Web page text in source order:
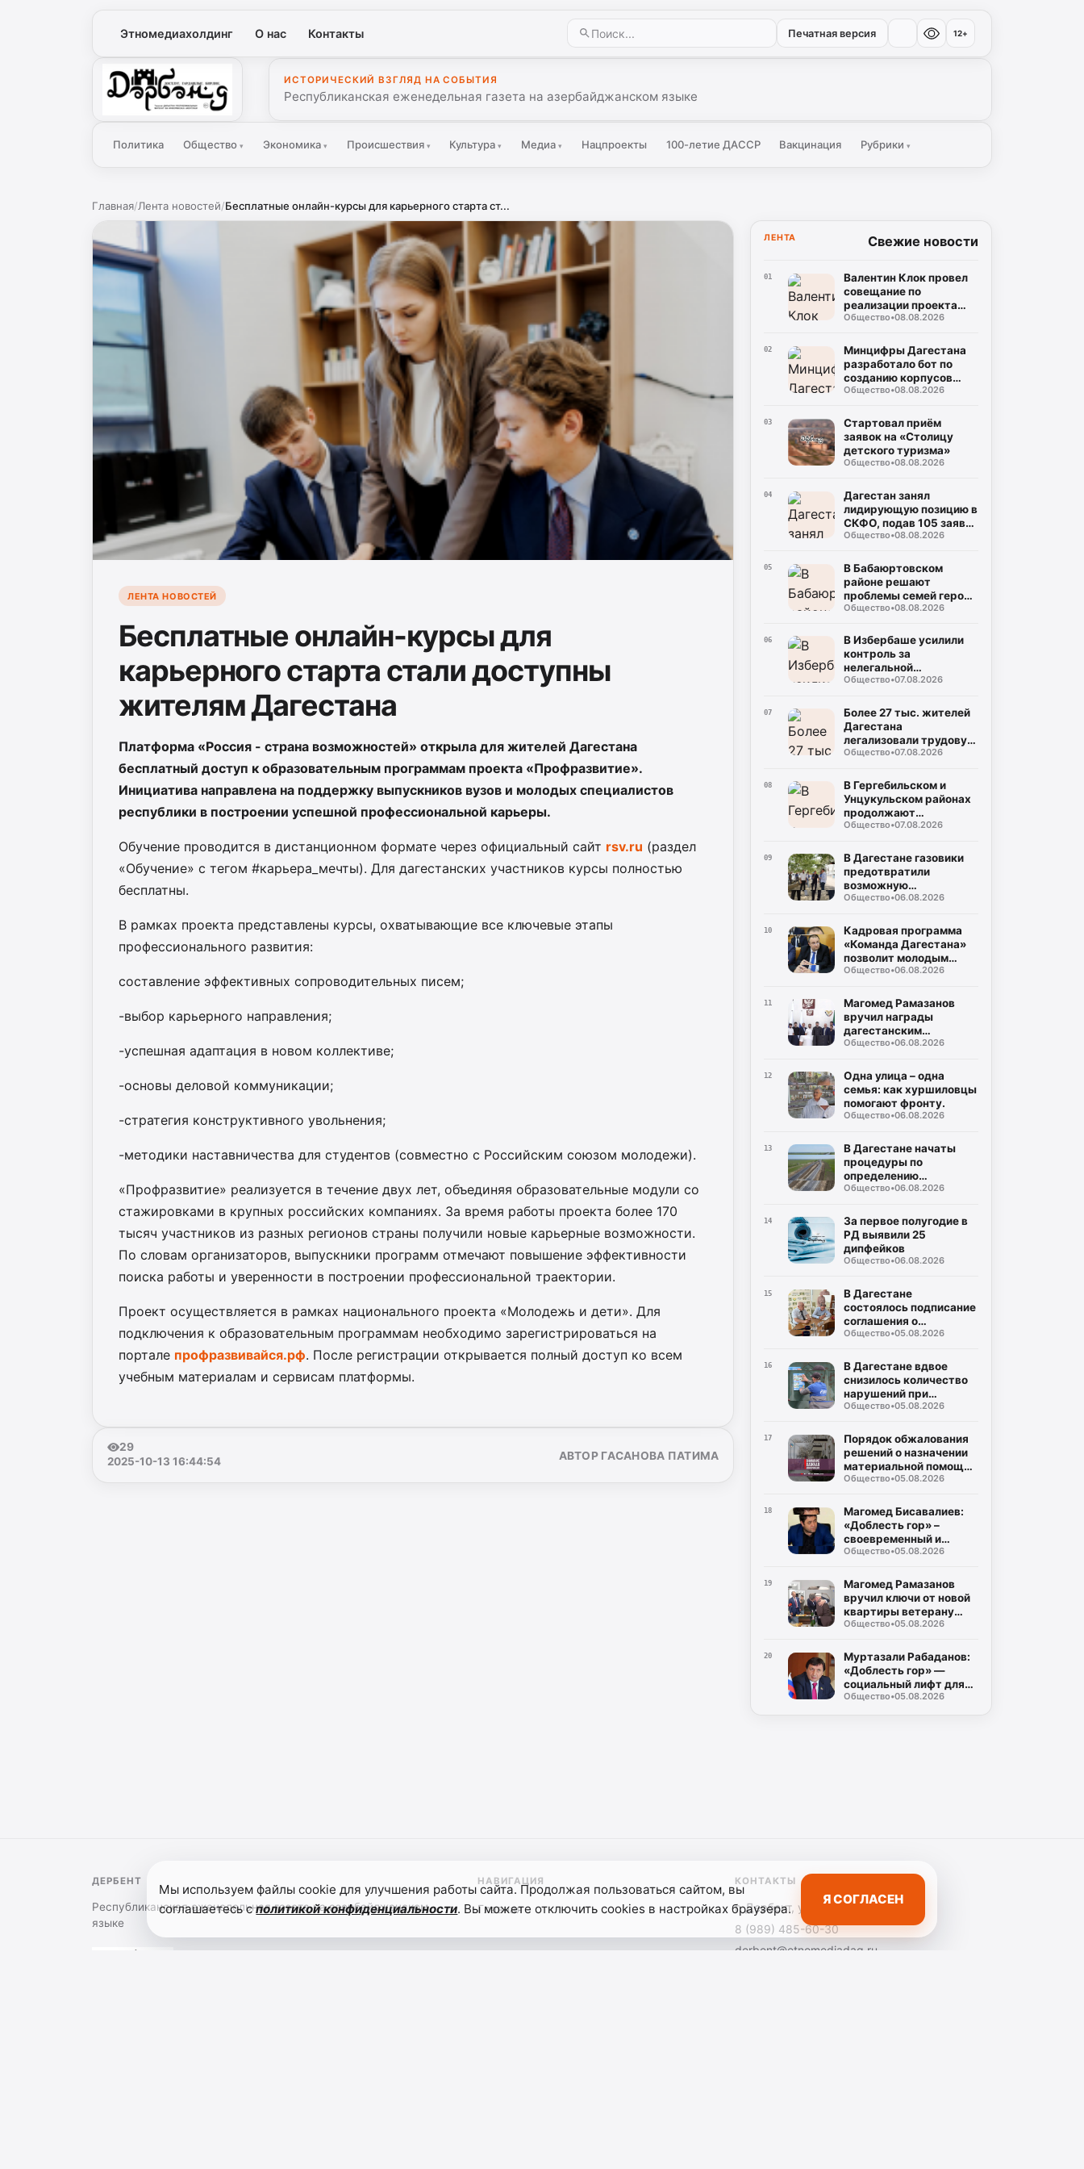
Этномедиахолдинг О нас Контакты Печатная версия 12+
Дербенд
ИСТОРИЧЕСКИЙ ВЗГЛЯД НА СОБЫТИЯ
Республиканская еженедельная газета на азербайджанском языке
Политика Общество▾ Экономика ▾ Происшествия ▾ Культура▾ Медиа▾ Нацпроекты 100-летие ДАССР Вакцинация Рубрики▾
Главная/Лента новостей/Бесплатные онлайн-курсы для карьерного старта ст...
ЛЕНТА НОВОСТЕЙ
Бесплатные онлайн-курсы для
карьерного старта стали доступны
жителям Дагестана
Платформа «Россия - страна возможностей» открыла для жителей Дагестана
бесплатный доступ к образовательным программам проекта «Профразвитие».
Инициатива направлена на поддержку выпускников вузов и молодых специалистов
республики в построении успешной профессиональной карьеры.
Обучение проводится в дистанционном формате через официальный сайт rsv.ru (раздел
«Обучение» с тегом #карьера_мечты). Для дагестанских участников курсы полностью
бесплатны.
В рамках проекта представлены курсы, охватывающие все ключевые этапы
профессионального развития:
составление эффективных сопроводительных писем;
-выбор карьерного направления;
-успешная адаптация в новом коллективе;
-основы деловой коммуникации;
-стратегия конструктивного увольнения;
-методики наставничества для студентов (совместно с Российским союзом молодежи).
«Профразвитие» реализуется в течение двух лет, объединяя образовательные модули со
стажировками в крупных российских компаниях. За время работы проекта более 170
тысяч участников из разных регионов страны получили новые карьерные возможности.
По словам организаторов, выпускники программ отмечают повышение эффективности
поиска работы и уверенности в построении профессиональной траектории.
Проект осуществляется в рамках национального проекта «Молодежь и дети». Для
подключения к образовательным программам необходимо зарегистрироваться на
портале профразвивайся.рф. После регистрации открывается полный доступ ко всем
учебным материалам и сервисам платформы.
29
2025-10-13 16:44:54
АВТОР ГАСАНОВА ПАТИМА
ЛЕНТА Свежие новости
01
Валентин Клок провел
совещание по
реализации проекта
КРТ «Лазурный берег»
Общество•08.08.2026
02
Минцифры Дагестана
разработало бот по
созданию корпусов
национальных языков
Общество•08.08.2026
03
Стартовал приём
заявок на «Столицу
детского туризма»
Общество•08.08.2026
04
Дагестан занял
лидирующую позицию в
СКФО, подав 105 заявок
на награду
Общество•08.08.2026
05
В Бабаюртовском
районе решают
проблемы семей героев
СВО
Общество•08.08.2026
06
В Избербаше усилили
контроль за
нелегальной
занятостью
Общество•07.08.2026
07
Более 27 тыс. жителей
Дагестана
легализовали трудовую
деятельность с начала
Общество•07.08.2026
08
В Гергебильском и
Унцукульском районах
продолжают
восстанавливать
Общество•07.08.2026
09
В Дагестане газовики
предотвратили
возможную
чрезвычайную
многоквартирном доме
Общество•06.08.2026
10
Кадровая программа
«Команда Дагестана»
позволит молодым
юристам реализовать
государственной
службе
Общество•06.08.2026
11
Магомед Рамазанов
вручил награды
дагестанским
вольникам-призерам
Общество•06.08.2026
12
Одна улица – одна
семья: как хуршиловцы
помогают фронту.
Общество•06.08.2026
13
В Дагестане начаты
процедуры по
определению
подрядчика для
северного обхода
Махачкалы
Общество•06.08.2026
14
За первое полугодие в
РД выявили 25
дипфейков
Общество•06.08.2026
15
В Дагестане
состоялось подписание
соглашения о
совместном контроле
выборами
Общество•05.08.2026
16
В Дагестане вдвое
снизилось количество
нарушений при
газопотреблении
Общество•05.08.2026
17
Порядок обжалования
решений о назначении
материальной помощи
пострадавшим в
Общество•05.08.2026
18
Магомед Бисавалиев:
«Доблесть гор» –
своевременный и
долгожданный ответ на
Общество•05.08.2026
19
Магомед Рамазанов
вручил ключи от новой
квартиры ветерану
Великой Отечественной
Багаудинову
Общество•05.08.2026
20
Муртазали Рабаданов:
«Доблесть гор» —
социальный лифт для
героев СВО
Общество•05.08.2026
ДЕРБЕНТ
Республиканская еженедельная газета на азербайджанском
языке
НАВИГАЦИЯ
Главная
КОНТАКТЫ
г. Дербент, ул. Ленина, д. 37
8 (989) 485-60-30
derbent@etnomediadag.ru
Мы используем файлы cookie для улучшения работы сайта. Продолжая пользоваться сайтом, вы
соглашаетесь сполитикой конфиденциальности. Вы можете отключить cookies в настройках браузера.
Я СОГЛАСЕН